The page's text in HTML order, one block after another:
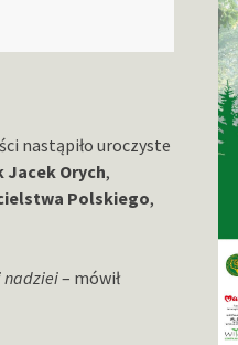
nastąpiło uroczyste
Jacek Orych,
Polskiego,
nadziei– mówił